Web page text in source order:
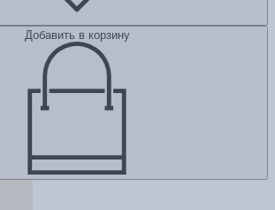
Добавить в корзину